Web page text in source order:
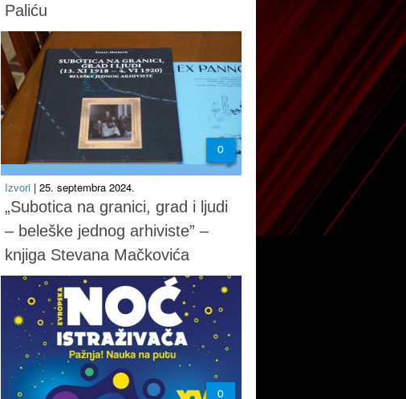
Paliću
0
Izvori | 25. septembra 2024.
„Subotica na granici, grad i ljudi
– beleške jednog arhiviste” –
knjiga Stevana Mačkovića
0